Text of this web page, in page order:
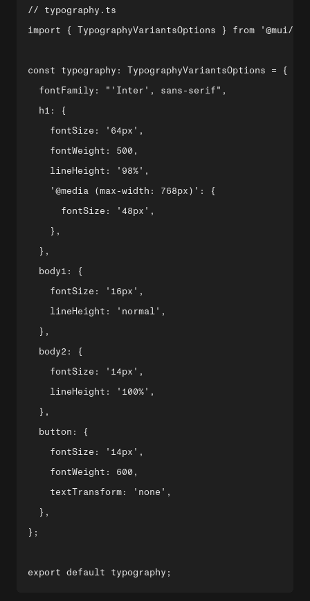
// typography.ts
import { TypographyVariantsOptions } from '@mui/
const typography: TypographyVariantsOptions = {
  fontFamily: "'Inter', sans-serif",
  h1: {
    fontSize: '64px',
    fontWeight: 500,
    lineHeight: '98%',
    '@media (max-width: 768px)': {
      fontSize: '48px',
    },
  },
  body1: {
    fontSize: '16px',
    lineHeight: 'normal',
  },
  body2: {
    fontSize: '14px',
    lineHeight: '100%',
  },
  button: {
    fontSize: '14px',
    fontWeight: 600,
    textTransform: 'none',
  },
};